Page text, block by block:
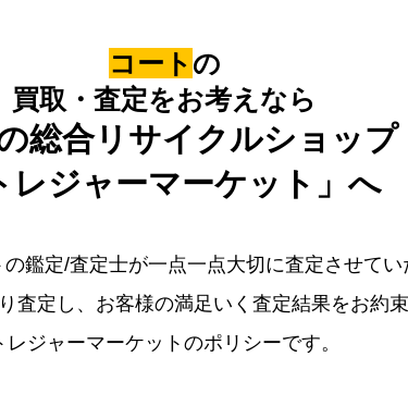
コート の
買取・査定をお考えなら
総合リサイクルショップ
レジャーマーケット」へ
の鑑定/査定士が一点一点大切に査定させて
査定し、お客様の満足いく査定結果をお約
レジャーマーケットのポリシーです。